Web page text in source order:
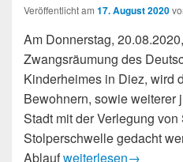
Veröffentlicht am 17. August 2020
Am Donnerstag,
Zwangsräumung des
Kinderheimes in Diez, wird
Bewohnern, sowie weiterer
Stadt mit der Verlegung
Stolperschwelle gedacht
AblaufVerlegung von
weiterlesen→